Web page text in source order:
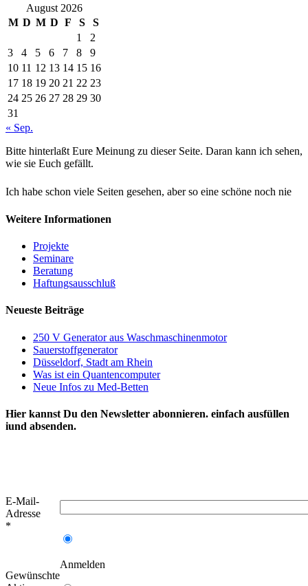
August 2026
M D M D F S
S
1
2
3
4 5 6 7 8
9
10 11 12 13 14 15 16
17 18 19 20 21 22 23
24 25 26 27 28 29 30
31
« Sep.
Bitte hinterlaßt Eure Meinung zu dieser Seite. Daran kann ich sehen,
wie sie Euch gefällt.
Ich habe schon viele Seiten gesehen, aber so eine schöne noch nie
Weitere Informationen
Projekte
Seminare
Beratung
Haftungsausschluß
Neueste Beiträge
250 V Generator aus Waschmaschinenmotor
Sauerstoffgenerator
Düsseldorf, Stadt am Rhein
Was ist ein Quantencomputer
Neue Infos zu Med-Betten
Hier kannst Du den Newsletter abonnieren. einfach ausfüllen
iund absenden.
E-Mail-
Adresse
*
Gewünschte
Anmelden